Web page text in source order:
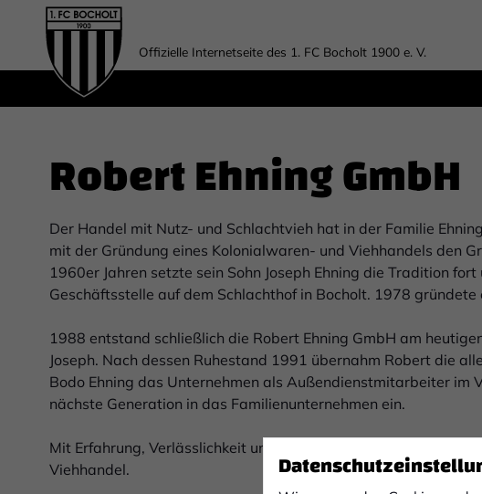
Offizielle Internetseite des 1. FC Bocholt 1900 e. V.
Robert Ehning GmbH
Der Handel mit Nutz- und Schlachtvieh hat in der Familie
mit der Gründung eines Kolonialwaren- und Viehhandels den
1960er Jahren setzte sein Sohn Joseph Ehning die Tradition
Geschäftsstelle auf dem Schlachthof in Bocholt. 1978
1988 entstand schließlich die Robert Ehning GmbH am
Joseph. Nach dessen Ruhestand 1991 übernahm Robert die
Bodo Ehning das Unternehmen als Außendienstmitarbeiter
nächste Generation in das Familienunternehmen ein.
Mit Erfahrung, Verlässlichkeit und familiärem Engagement
Viehhandel.